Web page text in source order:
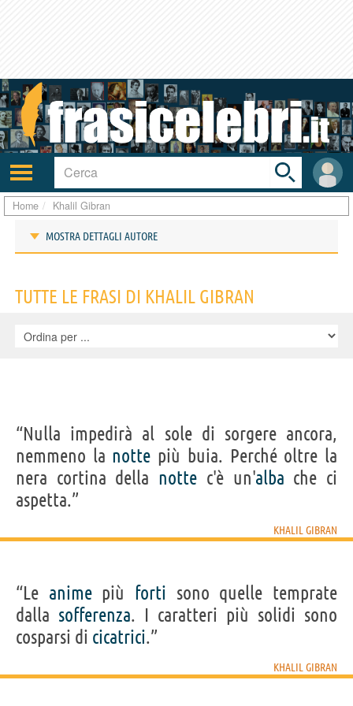
Attiva/disattiva
navigazione
User
area
Toggle
search
bar
Home Khalil Gibran
MOSTRA DETTAGLI AUTORE
IDENTIKIT E DATI ANAGRAFICI
Cognome Gibran
6 gennaio 1883 a Bisherri
Morto 10 aprile 1931 a New York
Sesso maschile
Nazionalità
Gesù figlio
dell'uomo
La Voce del
Maestro
I segreti del
cuore
Sabbia e
schiuma
Il
TUTTE LE FRASI DI KHALIL GIBRAN
“Nulla impedirà al sole di sorgere ancora,
nemmeno la notte più buia. Perché oltre la
nera cortina della notte c'è un'alba che ci
aspetta.”
KHALIL GIBRAN
“Le animepiù forti sono quelle temprate
dalla sofferenza. I caratteri più solidi sono
cosparsi di cicatrici.”
KHALIL GIBRAN